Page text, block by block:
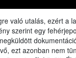
való utalás, ezért a
szerint egy
ezt azonban nem